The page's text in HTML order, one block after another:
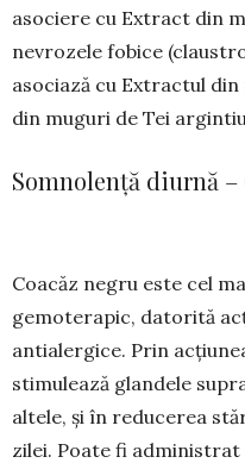
asociere cu Ex­tract din
nevrozele fobice
asociază cu Extractul
din muguri de Tei
Somnolență diurnă –
Coacăz negru este cel
gemoterapic, datorită
antialergice. Prin
stimulează glandele
altele, și în reducerea
zilei. Poate fi